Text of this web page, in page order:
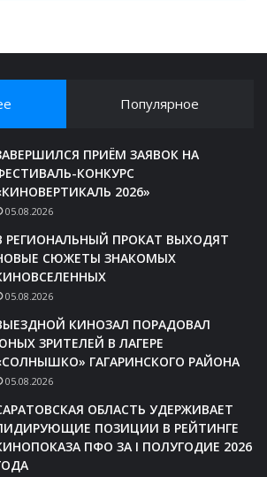
Популярное
ПРИЁМ ЗАЯВОК НА
КОНКУРС
2026»
05.08.2026
РЕГИОНАЛЬНЫЙ ПРОКАТ ВЫХОДЯТ
СЮЖЕТЫ ЗНАКОМЫХ
05.08.2026
КИНОЗАЛ ПОРАДОВАЛ
ЗРИТЕЛЕЙ В ЛАГЕРЕ
ГАГАРИНСКОГО РАЙОНА
05.08.2026
ОБЛАСТЬ УДЕРЖИВАЕТ
ПОЗИЦИИ В РЕЙТИНГЕ
ПФО ЗА I ПОЛУГОДИЕ 2026